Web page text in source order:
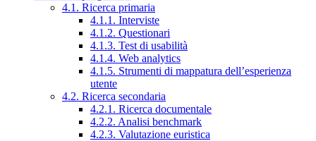
4.1. Ricerca primaria
4.1.1. Interviste
4.1.2. Questionari
4.1.3. Test di usabilità
4.1.4. Web analytics
4.1.5. Strumenti di mappatura dell’esperienza
utente
4.2. Ricerca secondaria
4.2.1. Ricerca documentale
4.2.2. Analisi benchmark
4.2.3. Valutazione euristica